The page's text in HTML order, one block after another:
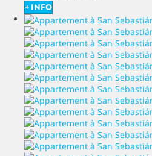
+ INFO